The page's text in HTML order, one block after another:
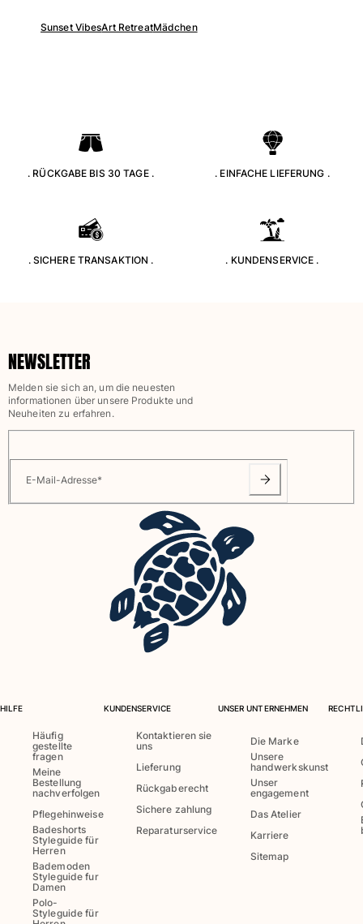
Sunset VibesArt RetreatMädchen
. RÜCKGABE BIS 30 TAGE . . EINFACHE LIEFERUNG .
. SICHERE TRANSAKTION . . KUNDENSERVICE .
NEWSLETTER
Melden sie sich an, um die neuesten
informationen über unsere Produkte und
Neuheiten zu erfahren.
E-Mail-Adresse*
HILFE
Häufig
gestellte
fragen
Meine
Bestellung
nachverfolgen
Pflegehinweise
Badeshorts
Styleguide für
Herren
Bademoden
Styleguide fur
Damen
Polo-
Styleguide für
KUNDENSERVICE
Kontaktieren sie
uns
Lieferung
Rückgaberecht
Sichere zahlung
Reparaturservice
UNSER UNTERNEHMEN
Die Marke
Unsere
handwerkskunst
Unser
engagement
Das Atelier
Karriere
Sitemap